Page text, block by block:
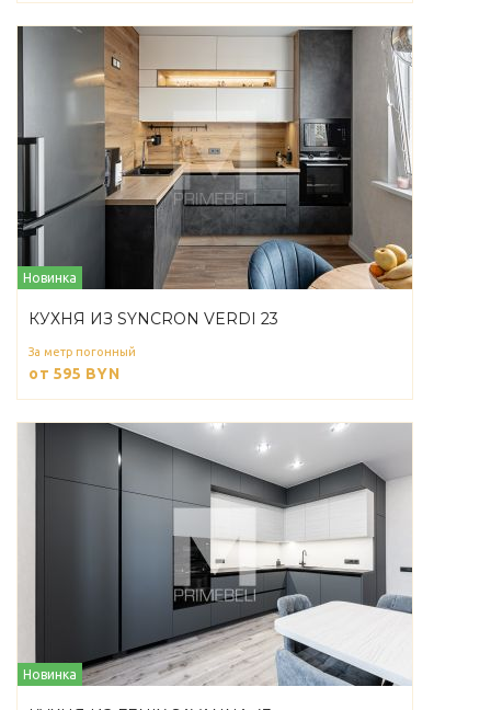
Новинка
КУХНЯ ИЗ SYNCRON VERDI 23
За метр погонный
от 595 BYN
Новинка